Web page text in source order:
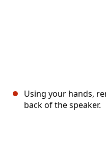
Using your hands,
back of the speaker.